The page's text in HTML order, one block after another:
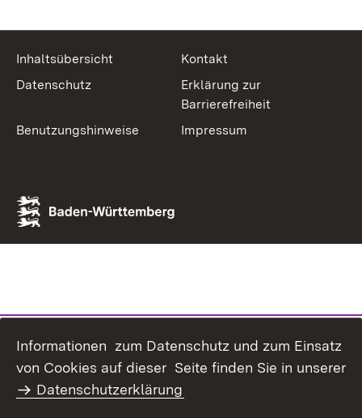
Inhaltsübersicht
Kontakt
Datenschutz
Erklärung zur
Barrierefreiheit
Benutzungshinweise
Impressum
Informationen zum Datenschutz und zum Einsatz
von Cookies auf dieser Seite finden Sie in unserer
Datenschutzerklärung